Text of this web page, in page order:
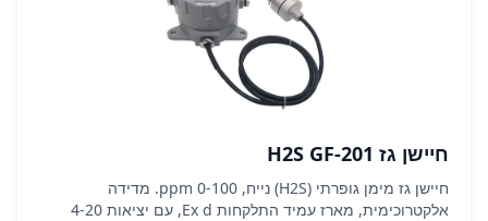
חיישן גז H2S GF-201
חיישן גז מימן גופרתי (H2S) נייח, 0-100 ppm. מדידה
אלקטרוכימית, מארז עמיד התלקחות Ex d, עם יציאות 4-20